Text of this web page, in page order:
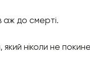
аж до смерті.
ніколи не покине